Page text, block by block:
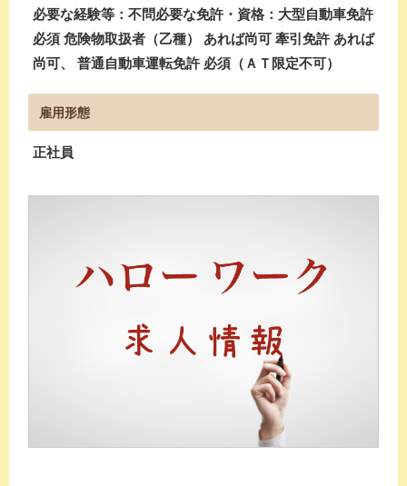
必要な経験等：不問必要な免許・資格：大型自動車免許
必須 危険物取扱者（乙種） あれば尚可 牽引免許 あれば
尚可、 普通自動車運転免許 必須（ＡＴ限定不可）
雇用形態
正社員